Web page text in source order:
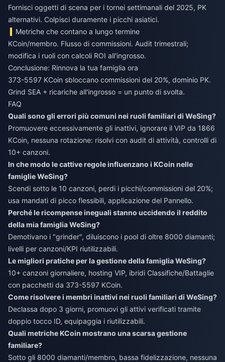
Fornisci oggetti di scena per i tornei settimanali del 2025, PK
alternativi. Colpisci duramente i picchi asiatici.
Metriche che contano a lungo termine
KCoin/membro. Flusso di commissioni. Audit trimestrali;
modifica i ruoli con calcoli ROI all'ingrosso.
Conclusione: Rinnova la tua famiglia ora
373-5597 KCoin sbloccano commissioni del 20%, dominio PK.
Grind SEA + ricariche all'ingrosso = un punto di svolta.
FAQ
Quali sono gli errori più comuni nei ruoli familiari di WeSing?
Promuovere eccessivamente gli inattivi, ignorare il VIP da 1866
KCoin, nessuna rotazione: risolvi con audit di attività, controlli di
10+ canzoni.
In che modo le cattive regole influenzano i KCoin nelle
famiglie WeSing?
Scendi sotto le 10 canzoni, perdi i picchi/commissioni del 20%;
usa mandati di picco flessibili, applicazione del Pannello.
Perché le ricompense ineguali stanno uccidendo il reddito
della mia famiglia WeSing?
Demotivano i "grinder", diluiscono i pool di oltre 8000 diamanti;
livelli per canzoni/KPI riutilizzabili.
Le migliori pratiche per la gestione della famiglia WeSing?
10+ canzoni giornaliere, hosting VIP, ibridi Classifiche/Battaglie
con pacchetti da 373-5597 KCoin.
Come risolvere i membri inattivi nei ruoli familiari di WeSing?
Declassa dopo 3 giorni, promuovi gli attivi verificati tramite
doppio tocco ID, equipaggia i riutilizzabili.
Quali metriche KCoin mostrano una scarsa gestione
familiare?
Sotto gli 8000 diamanti/membro, bassa fidelizzazione, nessuna